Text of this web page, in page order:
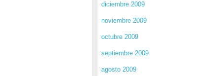
diciembre 2009
noviembre 2009
octubre 2009
septiembre 2009
agosto 2009